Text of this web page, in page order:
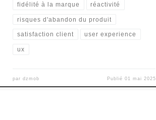
fidélité à la marque réactivité
risques d'abandon du produit
satisfaction client user experience
ux
pardzmob Publié 01 mai 2025